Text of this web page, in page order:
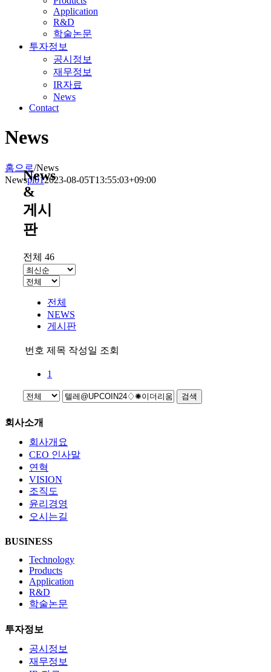
Application
R&D
학술논문
투자정보
공시정보
재무정보
IR자료
News
Contact
News
홈으로/News
Newspl012023-08-05T13:55:03+09:00
News
&
게시
판
전체 46
전체
NEWS
게시판
번호 제목 작성일 조회
1
검색
회사소개
회사개요
CEO 인사말
연혁
VISION
조직도
윤리경영
오시는길
BUSINESS
Technology
Products
Application
R&D
학술논문
투자정보
공시정보
재무정보